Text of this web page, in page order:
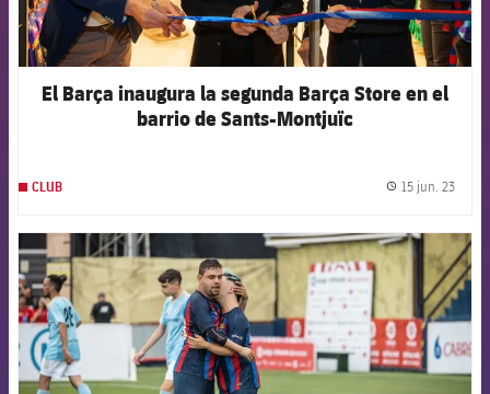
El Barça inaugura la segunda Barça Store en el
barrio de Sants-Montjuïc
CLUB 15 jun. 23
FCB Barcelona badge